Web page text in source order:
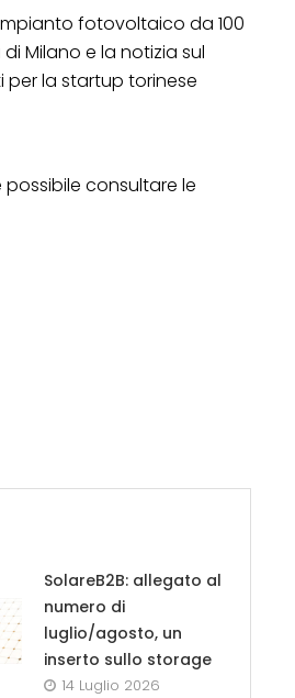
fotovoltaico da 100
Milano e la notizia sul
per la startup torinese
possibile consultare le
SolareB2B: allegato al
numero di
luglio/agosto, un
inserto sullo storage
14 Luglio 2026